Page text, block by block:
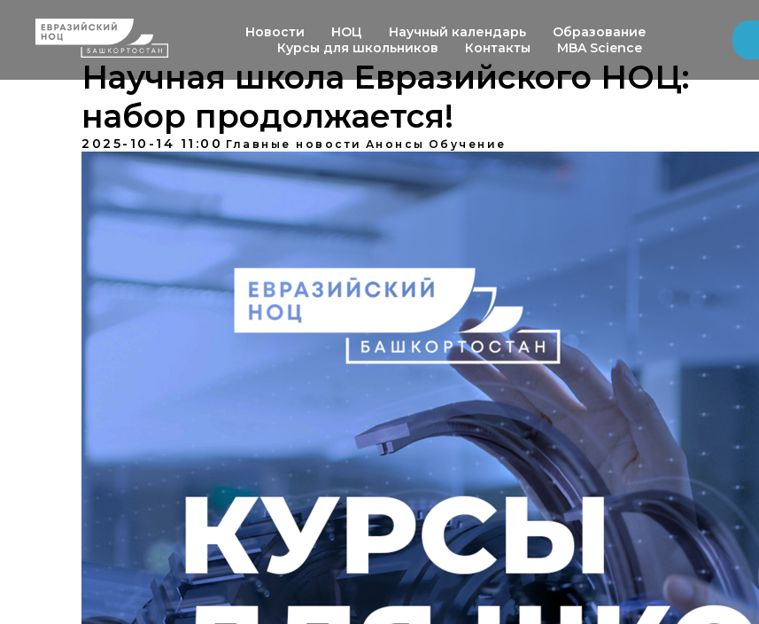
Новости НОЦ Научный календарь
Образование
Курсы для школьников
Контакты MBA Science
Научная школа Евразийского НОЦ:
набор продолжается!
2025-10-14 11:00 Главные новости Анонсы Обучение